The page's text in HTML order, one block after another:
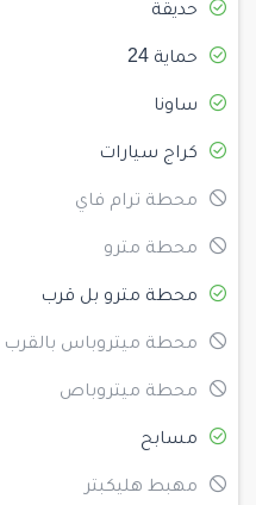
حديقة
حماية 24
ساونا
كراج سيارات
محطة ترام فاي
محطة مترو
محطة مترو بل قرب
محطة ميتروباس بالقرب
محطة ميتروباص
مسابح
مهبط هليكبتر